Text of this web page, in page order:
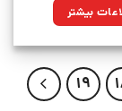
بیشتر
19